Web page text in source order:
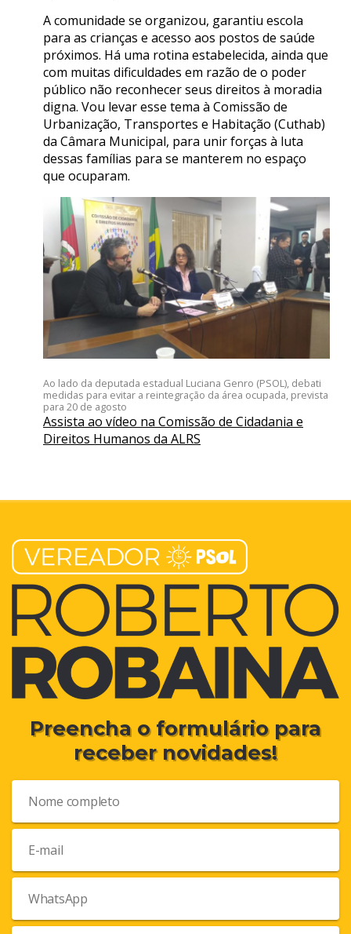
A comunidade se organizou, garantiu escola
para as crianças e acesso aos postos de saúde
próximos. Há uma rotina estabelecida, ainda que
com muitas dificuldades em razão de o poder
público não reconhecer seus direitos à moradia
digna. Vou levar esse tema à Comissão de
Urbanização, Transportes e Habitação (Cuthab)
da Câmara Municipal, para unir forças à luta
dessas famílias para se manterem no espaço
que ocuparam.
Ao lado da deputada estadual Luciana Genro (PSOL), debati
medidas para evitar a reintegração da área ocupada, prevista
para 20 de agosto
Assista ao vídeo na Comissão de Cidadania e
Direitos Humanos da ALRS
Preencha o formulário para
receber novidades!